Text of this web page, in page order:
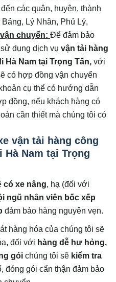
các quận, huyện, thành
Lý Nhân, Phủ Lý,
chuyển: Để đảm bảo
dụng dịch vụ vận tải hàng
Hà Nam tại Trọng Tấn, với
có hợp đồng vận chuyển
cụ thể có hướng dẫn
đồng, nếu khách hàng có
cần thiết mà chúng tôi có
vận tải hàng công
Nam tại Trọng
có xe nâng, hạ (đối với
ngũ nhân viên bốc xếp
đảm bảo hàng nguyên vẹn.
hàng hóa của chúng tôi sẽ
đối với hàng dễ hư hỏng,
gói chúng tôi sẽ kiểm tra
đóng gói cẩn thận đảm bảo